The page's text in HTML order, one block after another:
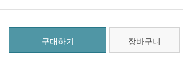
구매하기 장바구니